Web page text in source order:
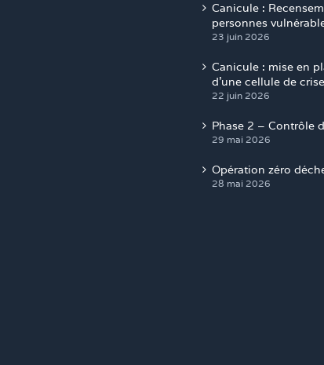
Canicule :
personnes
23 juin 2026
Canicule : mise en
d’une cellule de crise
22 juin 2026
Phase 2 – Contrôle
29 mai 2026
Opération zéro
28 mai 2026